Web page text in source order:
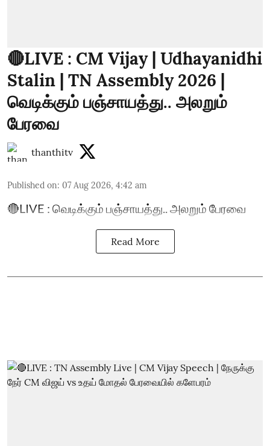
🔴LIVE : CM Vijay | Udhayanidhi
Stalin | TN Assembly 2026 |
வெடிக்கும் பஞ்சாயத்து.. அலறும்
பேரவை
thanthitv
Published on: 07 Aug 2026, 4:42 am
🔴LIVE : வெடிக்கும் பஞ்சாயத்து.. அலறும் பேரவை
Read More